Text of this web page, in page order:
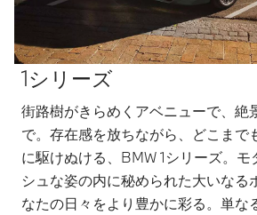
1シリーズ
街路樹がきらめくアベニューで、絶
で。存在感を放ちながら、どこまで
に駆けぬける、BMW 1シリーズ。モ
シュな姿の内に秘められた大いなる
なたの日々をより豊かに彩る。単な